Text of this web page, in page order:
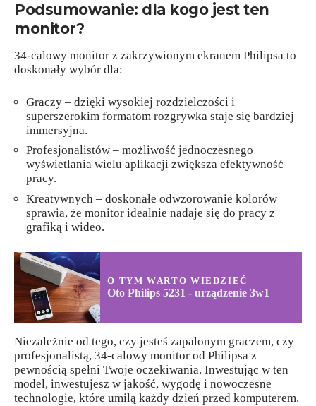
Podsumowanie: dla kogo jest ten
monitor?
34-calowy monitor z zakrzywionym ekranem Philipsa to
doskonały wybór dla:
Graczy – dzięki wysokiej rozdzielczości i
superszerokim formatom rozgrywka staje się bardziej
immersyjna.
Profesjonalistów – możliwość jednoczesnego
wyświetlania wielu aplikacji zwiększa efektywność
pracy.
Kreatywnych – doskonałe odwzorowanie kolorów
sprawia, że monitor idealnie nadaje się do pracy z
grafiką i wideo.
O TYM WARTO WIEDZIEĆ
Oto Philips 5231 - urządzenie 3w1
Niezależnie od tego, czy jesteś zapalonym graczem, czy
profesjonalistą, 34-calowy monitor od Philipsa z
pewnością spełni Twoje oczekiwania. Inwestując w ten
model, inwestujesz w jakość, wygodę i nowoczesne
technologie, które umilą każdy dzień przed komputerem.